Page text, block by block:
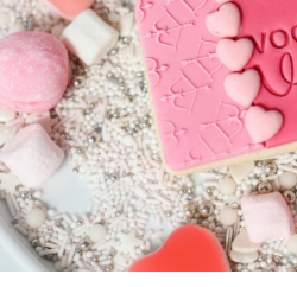
op
thema
Maatwerk
Cursussen
Gratis